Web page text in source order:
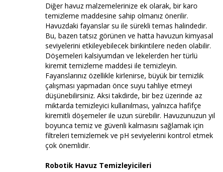
Diğer havuz malzemelerinize ek olarak, bir karo
temizleme maddesine sahip olmanız önerilir.
Havuzdaki fayanslar su ile sürekli temas halindedir.
Bu, bazen tatsız görünen ve hatta havuzun kimyasal
seviyelerini etkileyebilecek birikintilere neden olabilir.
Döşemeleri kalsiyumdan ve lekelerden her türlü
kiremit temizleme maddesi ile temizleyin.
Fayanslarınız özellikle kirlenirse, büyük bir temizlik
çalışması yapmadan önce suyu tahliye etmeyi
düşünebilirsiniz. Aksi takdirde, bir bez üzerinde az
miktarda temizleyici kullanılması, yalnızca hafifçe
kiremitli döşemeler ile uzun sürebilir. Havuzunuzun yıl
boyunca temiz ve güvenli kalmasını sağlamak için
filtreleri temizlemek ve pH seviyelerini kontrol etmek
çok önemlidir.
Robotik Havuz Temizleyicileri